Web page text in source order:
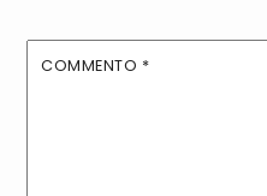
COMMENTO *